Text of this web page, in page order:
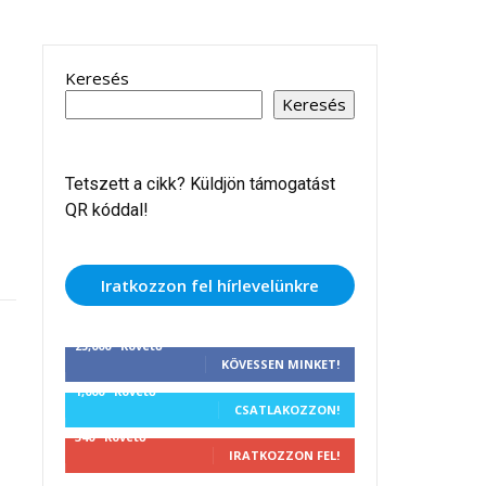
Keresés
Keresés
Tetszett a cikk? Küldjön támogatást
QR kóddal!
Iratkozzon fel hírlevelünkre
25,000 Követő
KÖVESSEN MINKET!
1,000 Követő
CSATLAKOZZON!
340 Követő
IRATKOZZON FEL!